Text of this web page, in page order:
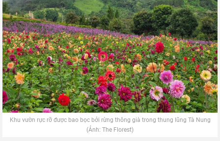
Khu vườn rực rỡ được bao bọc bởi rừng thông già trong thung lũng Tà Nung
(Ảnh: The Florest)